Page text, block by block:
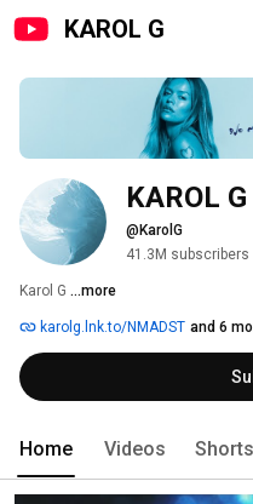
KAROL G
KAROL G
@KarolG
41.3M subscribers
Karol G ...more
karolg.lnk.to/NMADST and 6
Home Videos Shorts